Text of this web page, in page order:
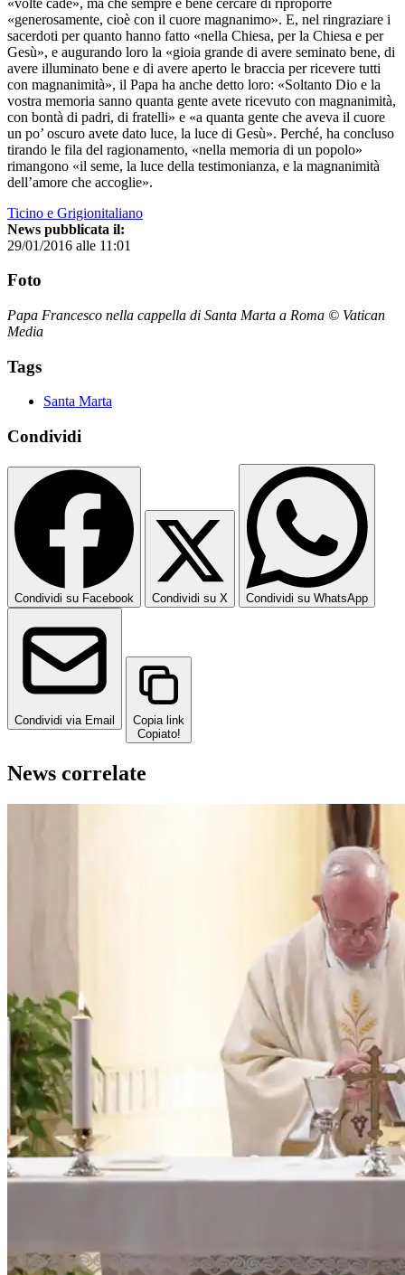
«generosamente, cioè con il cuore magnanimo». E, nel ringraziare i
sacerdoti per quanto hanno fatto «nella Chiesa, per la Chiesa e per
Gesù», e augurando loro la «gioia grande di avere seminato bene, di
avere illuminato bene e di avere aperto le braccia per ricevere tutti
con magnanimità», il Papa ha anche detto loro: «Soltanto Dio e la
vostra memoria sanno quanta gente avete ricevuto con magnanimità,
con bontà di padri, di fratelli» e «a quanta gente che aveva il cuore
un po’ oscuro avete dato luce, la luce di Gesù». Perché, ha concluso
tirando le fila del ragionamento, «nella memoria di un popolo»
rimangono «il seme, la luce della testimonianza, e la magnanimità
dell’amore che accoglie».
Ticino e Grigionitaliano
News pubblicata il:
29/01/2016 alle 11:01
Foto
Papa Francesco nella cappella di Santa Marta a Roma © Vatican
Media
Tags
Santa Marta
Condividi
Condividi su Facebook Condividi su X Condividi su WhatsApp
Condividi via Email
Copia link
Copiato!
News correlate